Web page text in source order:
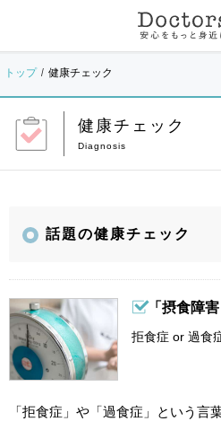
トップ 健康チェック
健康チェック
話題の健康チェック
「摂食障
拒食症 or 過食
「拒食症」や「過食症」という言